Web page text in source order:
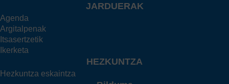
JARDUERAK
Agenda
Argitalpenak
Itsasertzetik
Ikerketa
HEZKUNTZA
Hezkuntza eskaintza